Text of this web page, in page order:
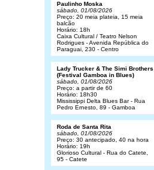
Paulinho Moska
sábado, 01/08/2026
Preço: 20 meia plateia, 15 meia
balcão
Horário: 18h
Caixa Cultural / Teatro Nelson
Rodrigues - Avenida República do
Paraguai, 230 - Centro
Lady Trucker & The Simi Brothers
(Festival Gamboa in Blues)
sábado, 01/08/2026
Preço: a partir de 60
Horário: 18h30
Mississippi Delta Blues Bar - Rua
Pedro Ernesto, 89 - Gamboa
Roda de Santa Rita
sábado, 01/08/2026
Preço: 30 antecipado, 40 na hora
Horário: 19h
Glorioso Cultural - Rua do Catete,
95 - Catete